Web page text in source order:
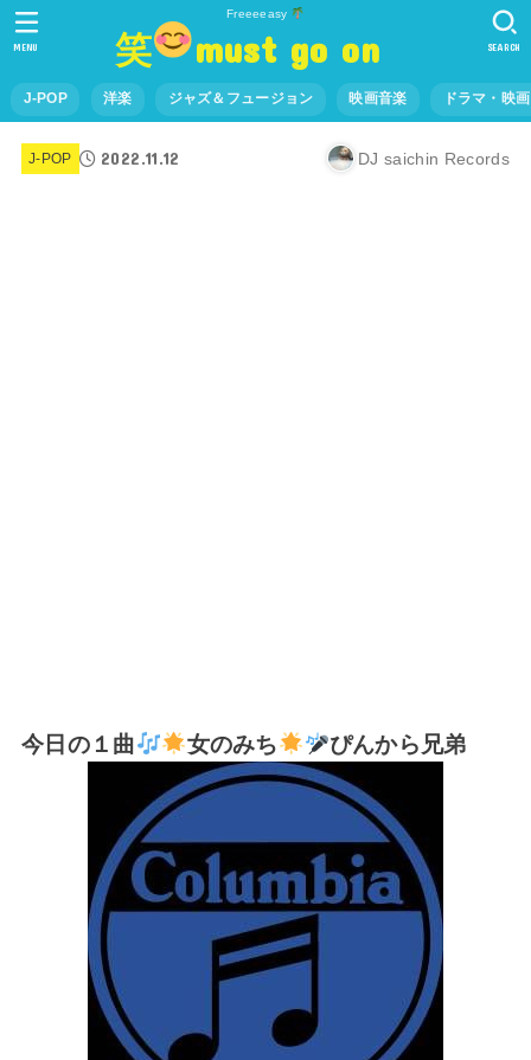
Freeeeasy
笑 must go on
J-POP 洋楽 ジャズ＆フュージョン 映画音楽 ドラマ・映
SEARCH
MENU
J-POP 2022.11.12 DJ saichin Records
今日の１曲 女のみち ぴんから兄弟